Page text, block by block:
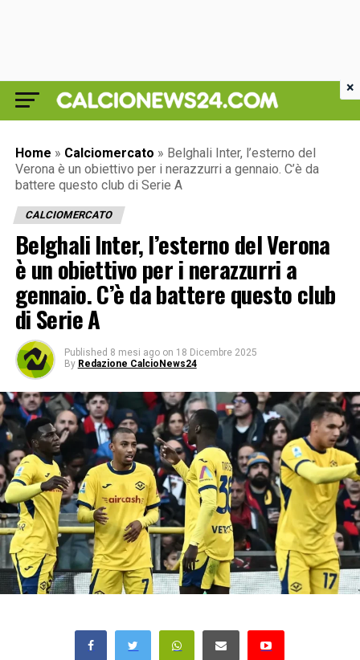
Home » Calciomercato » Belghali Inter, l’esterno del
Verona è un obiettivo per i nerazzurri a gennaio. C’è da
battere questo club di Serie A
CALCIOMERCATO
Belghali Inter, l’esterno del Verona
è un obiettivo per i nerazzurri a
gennaio. C’è da battere questo club
di Serie A
Published 8 mesi ago on 18 Dicembre 2025
By Redazione CalcioNews24
×